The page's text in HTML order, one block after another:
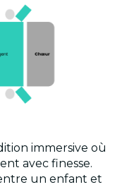
immersive où
avec finesse.
un enfant et